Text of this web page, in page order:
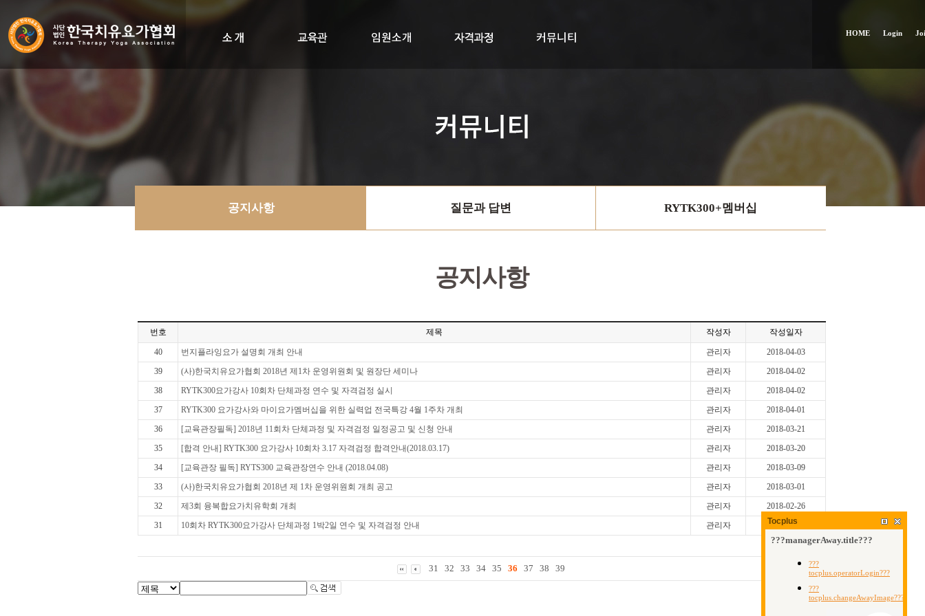
HOME Login
공지사항 질문과 답변 RYTK300+멤버십
공지사항
번호 제목 작성자 작성일자
40 번지플라잉요가 설명회 개최 안내 관리자
2018-04-03
39
(사)한국치유요가협회 2018년 제1차 운영위원회 및 원장단 세미나 관리자
2018-04-02
38
RYTK300요가강사 10회차 단체과정 연수 및 자격검정 실시 관리자
2018-04-02
37
RYTK300 요가강사와 마이요가멤버십을 위한 실력업 전국특강 4월 1주차 개최 관리자
2018-04-01
36
[교육관장필독] 2018년 11회차 단체과정 및 자격검정 일정공고 및 신청 안내 관리자
2018-03-21
35
[합격 안내] RYTK300 요가강사 10회차 3.17 자격검정 합격안내(2018.03.17) 관리자
2018-03-20
34
[교육관장 필독] RYTS300 교육관장연수 안내 (2018.04.08) 관리자
2018-03-09
33
(사)한국치유요가협회 2018년 제 1차 운영위원회 개최 공고 관리자
2018-03-01
32
제3회 융복합요가치유학회 개최 관리자
2018-02-26
31
10회차 RYTK300요가강사 단체과정 1박2일 연수 및 자격검정 안내 관리자 2018-02-21
31 32 33 34 35 36 37 38 39
Tocplus